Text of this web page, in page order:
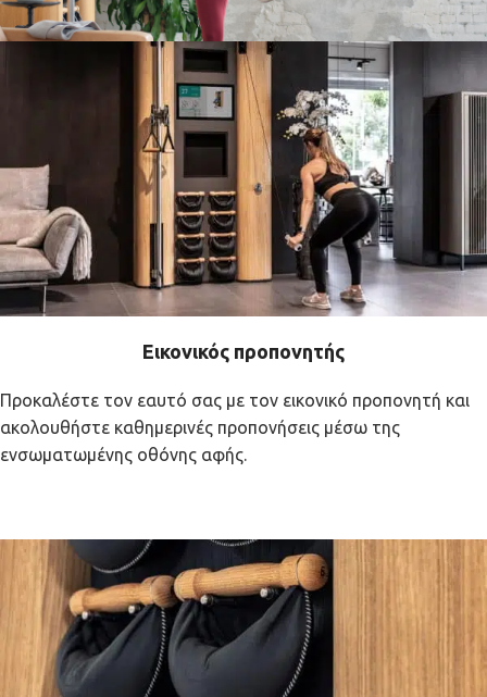
Εικονικός προπονητής
Προκαλέστε τον εαυτό σας με τον εικονικό προπονητή και
ακολουθήστε καθημερινές προπονήσεις μέσω της
ενσωματωμένης οθόνης αφής.